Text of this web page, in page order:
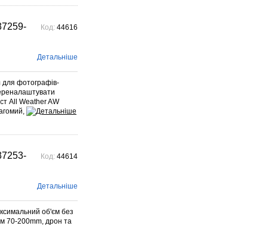
Код: 44616
Детальніше
для фотографів-
All Weather AW
Код: 44614
Детальніше
об'єм без
70-200mm, дрон та